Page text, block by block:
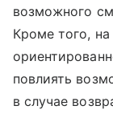
возможного
Кроме того,
повлиять
в случае